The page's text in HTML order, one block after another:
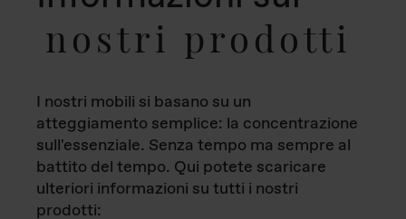
nostri prodotti
I nostri mobili si basano su un
atteggiamento semplice: la concentrazione
sull'essenziale. Senza tempo ma sempre al
battito del tempo. Qui potete scaricare
ulteriori informazioni su tutti i nostri
prodotti: